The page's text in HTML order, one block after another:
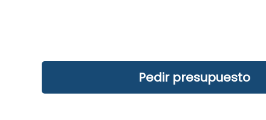
Pedir presupuesto